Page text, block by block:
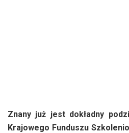
Znany już jest dokładny
Krajowego Funduszu